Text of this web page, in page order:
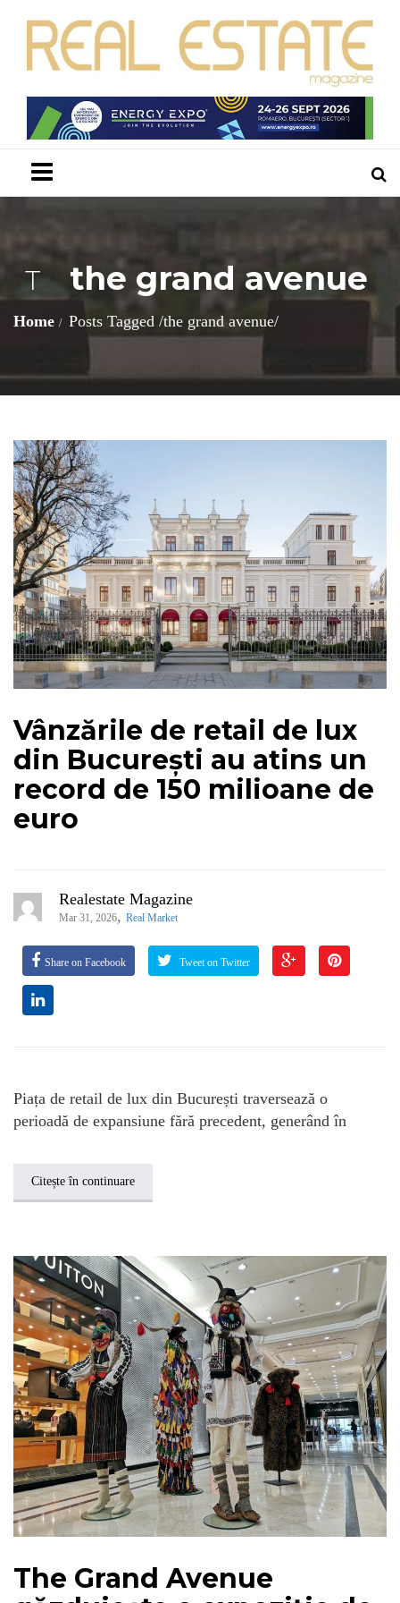
T the grand avenue
Home Posts Tagged /the grand avenue/
Vânzările de retail de lux
din București au atins un
record de 150 milioane de
euro
Realestate Magazine
Mar 31, 2026, Real Market
Share on Facebook Tweet on Twitter
Piața de retail de lux din București traversează o
perioadă de expansiune fără precedent, generând în
Citește în continuare
The Grand Avenue